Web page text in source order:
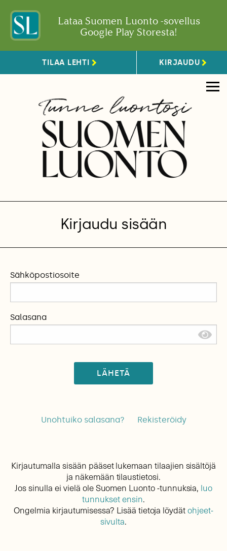
Lataa Suomen Luonto -sovellus
Google Play Storesta!
TILAA LEHTI KIRJAUDU
Kirjaudu sisään
Sähköpostiosoite
Salasana
LÄHETÄ
Unohtuiko salasana? Rekisteröidy
Kirjautumalla sisään pääset lukemaan tilaajien sisältöjä
ja näkemään tilaustietosi.
Jos sinulla ei vielä ole Suomen Luonto -tunnuksia, luo
tunnukset ensin.
Ongelmia kirjautumisessa? Lisää tietoja löydätohjeet-
sivulta.